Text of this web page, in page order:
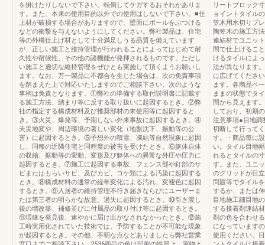
を掛けたりしないで下さい。転倒してケガするおそれかありま
す。また、本来の使用目的以外での使用はしないで下さい。■仕
上材が破損する場合がありますので、壁面にボールをぶつける
などの衝撃を与えないようにしてください。弊社製品は、住宅
等の外構仕上げ材として十分満足しうる品質を備えています
が、正しい施工と維持管理が行われることによってはじめて耐
久性や耐候性、その他の諸機能が発揮されるものです。ただし
い施工と適切な維持管理をぜひとも実施して頂くようお願いし
ます。なお、万一製品に不都合を生じた場合は、次の免責事項
を踏まえた上で対応いたしますのでご相談下さい。次のような
事柄は免責となります。①弊社の準備する取付説明書に記載す
る施工方法、納まり等に反する取り扱いに起因するとき。②弊
社の指定する構成材料及び推奨部材の未使用等に起因すると
き。③火災、爆発等、予期しない外来事故に起因するとき。④
天災地変や、周辺環境の著しい変化（地盤沈下、振動等の公
害）に起因するとき。⑤予想外の積雪、凍結等自然現象に起因
し、同種の近隣住宅と同程度の被害を受けたとき。⑥躯体自体
の収縮、振動等の変動、変形及び躯体への異常な外圧や圧力に
起因するとき。⑦施工に起因する事故、フェンス部や釘部のサ
ビまたはもらいサビ、及びカビ、コケ類による汚染に起因する
とき。⑧構成材料の通常の経年変化による汚れ、変褪色に起因
するとき。⑨入居者の維持管理不行き届きならびにユーザーま
たは第三者の明らかな故意、過失に起因するとき。⑩引き渡し
後の増改築、補修並びに付属品の取り付け等に起因するとき。
⑪瑕疵を発見後、速やかに届け出がなされなかったとき。⑫施
工時実用化されていた技術では、予防することが不可能な現象
が起因するとき。その他、不明な点などありましたら弊社営業
リートブロック
ョイントタイル
笠木用水切りプ
陶笠木の施工方
連結材でユニッ
間で仕上げるこ
けるタイルによ
法が異なります
に広げてくださ
ます。各商品ペ
ままの状態でタ
間から見えます
しており、初期
注意事項●目地調
切断して行って
す。・商品毎に
い。タイル目地
れるとタイルの
す。また、ユニ
のグリッドが目
問題等でタイル
するか、または
目地施工細目地
する接着剤連結
剤の色を合わせ
になっています
使用ください。